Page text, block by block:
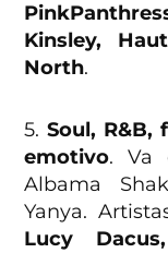
Kinsley,
North.
5.Soul,
emotivo. Va
Albama
Yanya.
Lucy